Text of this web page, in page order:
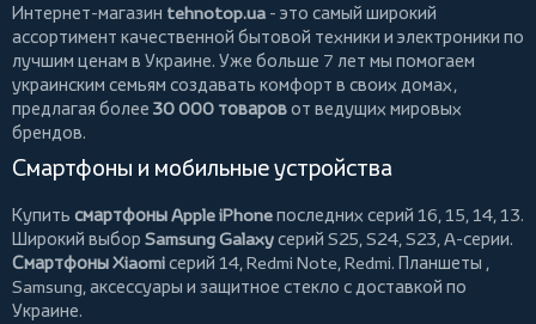
Интернет-магазин tehnotop.ua - это самый широкий
ассортимент качественной бытовой техники и электроники по
лучшим ценам в Украине. Уже больше 7 лет мы помогаем
украинским семьям создавать комфорт в своих домах,
предлагая более 30 000 товаровот ведущих мировых
брендов.
Смартфоны и мобильные устройства
Купить смартфоны Apple iPhoneпоследних серий 16, 15, 14, 13.
Широкий выбор Samsung Galaxyсерий S25, S24, S23, A-серии.
Смартфоны Xiaomiсерий 14, Redmi Note, Redmi. Планшеты ,
Samsung, аксессуары и защитное стекло с доставкой по
Украине.